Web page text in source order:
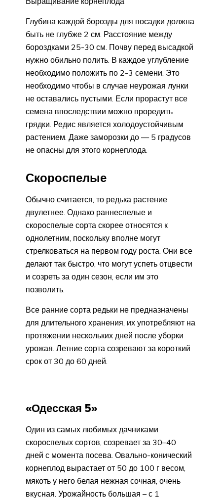
Глубина каждой борозды для посадки должна
быть не глубже 2 см. Расстояние между
бороздками 25-30 см. Почву перед высадкой
нужно обильно полить. В каждое углубление
необходимо положить по 2-3 семени. Это
необходимо чтобы в случае неурожая лунки
не оставались пустыми. Если прорастут все
семена впоследствии можно проредить
грядки. Редис является холодоустойчивым
растением. Даже заморозки до — 5 градусов
не опасны для этого корнеплода.
Скороспелые
Обычно считается, то редька растение
двулетнее. Однако раннеспелые и
скороспелые сорта скорее относятся к
однолетним, поскольку вполне могут
стрелковаться на первом году роста. Они все
делают так быстро, что могут успеть отцвести
и созреть за один сезон, если им это
позволить.
Все ранние сорта редьки не предназначены
для длительного хранения, их употребляют на
протяжении нескольких дней после уборки
урожая. Летние сорта созревают за короткий
срок от 30 до 60 дней.
«Одесская 5»
Один из самых любимых дачниками
скороспелых сортов, созревает за 30–40
дней с момента посева. Овально-конический
корнеплод вырастает от 50 до 100 г весом,
мякоть у него белая нежная сочная, очень
вкусная. Урожайность большая – с 1